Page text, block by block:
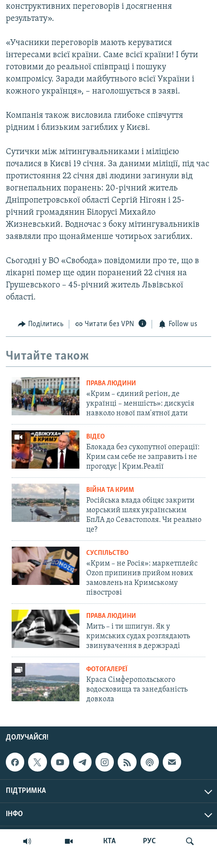
КТА РУС
конструктивних переговорів і досягнення
результату».
«Учасники переговорів мають керуватися
інтересами всієї країни. Саме всієї країни! І бути
готовими до реальної співпраці і пошуку
компромісу. Заради майбутнього всієї України і
кожного українця», – наголошується в заяві.
Компанія також висловила глибоке співчуття
рідним і близьким загиблих у Києві.
Сутички між мітингувальниками і міліцією
почалися в Києві 19 січня. За даними міліції, під час
протистояння 22 січня дві людини загинули від
вогнепальних поранень: 20-річний житель
Дніпропетровської області Сергій Нігоян і 25-
річний громадянин Білорусі Михайло
Жизневський. Водночас з боку мітингувальників
заявляли про щонайменше чотирьох загиблих.
Сьогодні у ВО «Свобода» повідомили про те, що в
лікарні помер ще один поранений 22 січня на
Грушевського – 45-річний житель Львівської
області.
Поділитись Читати без VPN Follow us
Читайте також
ПРАВА ЛЮДИНИ
«Крим – єдиний регіон, де
українці – меншість»: дискусія
навколо нової пам'ятної дати
ВІДЕО
Блокада без сухопутної операції:
Крим сам себе не заправить і не
прогодує | Крим.Реалії
ВІЙНА ТА КРИМ
Російська влада обіцяє закрити
морський шлях українським
БпЛА до Севастополя. Чи реально
це?
СУСПІЛЬСТВО
«Крим – не Росія»: маркетплейс
Ozon припинив прийом нових
замовлень на Кримському
півострові
ПРАВА ЛЮДИНИ
Мить – і ти шпигун. Як у
кримських судах розглядають
звинувачення в держзраді
ФОТОГАЛЕРЕЇ
Краса Сімферопольського
водосховища та занедбаність
довкола
ДОЛУЧАЙСЯ!
ПІДТРИМКА
ІНФО
© Крим.Реалії, 2026 | Усі права застережено.